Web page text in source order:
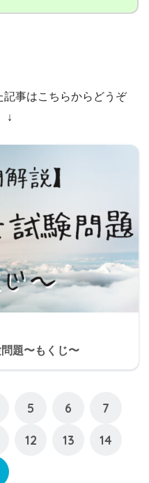
事はこちらからどうぞ
↓
題〜もくじ〜
5 6 7
12 13 14